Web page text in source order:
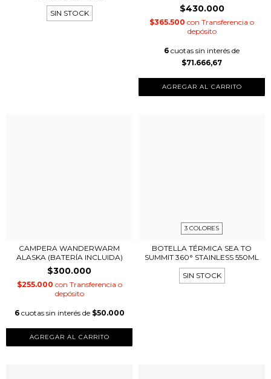
SIN STOCK
$430.000
$365.500 con Transferencia o
depósito
6 cuotas sin interés de
$71.666,67
CAMPERA WANDERWARM
ALASKA (BATERÍA INCLUIDA)
$300.000
$255.000 con Transferencia o
depósito
6 cuotas sin interés de $50.000
AGREGAR AL CARRITO
3 COLORES
BOTELLA TÉRMICA SEA TO
SUMMIT 360° STAINLESS 550ML
SIN STOCK